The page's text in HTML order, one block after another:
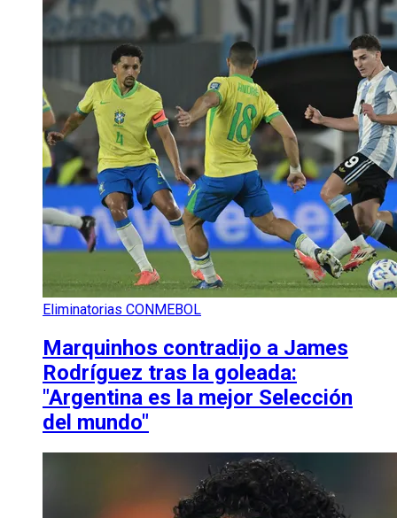
Eliminatorias CONMEBOL
Marquinhos contradijo a James
Rodríguez tras la goleada:
"Argentina es la mejor Selección
del mundo"